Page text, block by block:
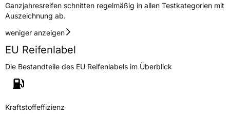
Ganzjahresreifen schnitten regelmäßig in allen Testkategorien mit
Auszeichnung ab.
weniger anzeigen
EU Reifenlabel
Die Bestandteile des EU Reifenlabels im Überblick
Kraftstoffeffizienz